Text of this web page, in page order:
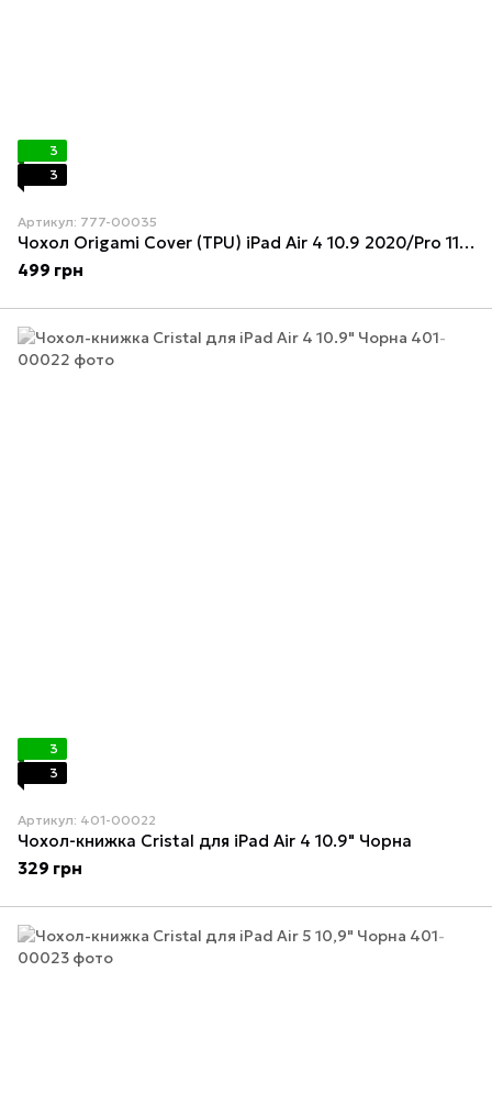
3
3
Артикул: 777-00035
Чохол Origami Cover (TPU) iPad Air 4 10.9 2020/Pro 11 2020/2021/2022 Black
499 грн
3
3
Артикул: 401-00022
Чохол-книжка Cristal для iPad Air 4 10.9" Чорна
329 грн